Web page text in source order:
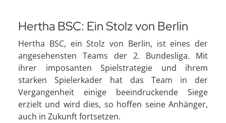
Hertha BSC: Ein Stolz von Berlin
Hertha BSC, ein Stolz von Berlin, ist eines der
angesehensten Teams der 2. Bundesliga. Mit
ihrer imposanten Spielstrategie und ihrem
starken Spielerkader hat das Team in der
Vergangenheit einige beeindruckende Siege
erzielt und wird dies, so hoffen seine Anhänger,
auch in Zukunft fortsetzen.